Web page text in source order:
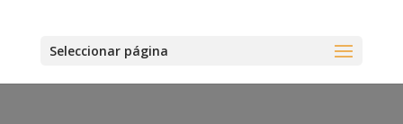
Seleccionar página